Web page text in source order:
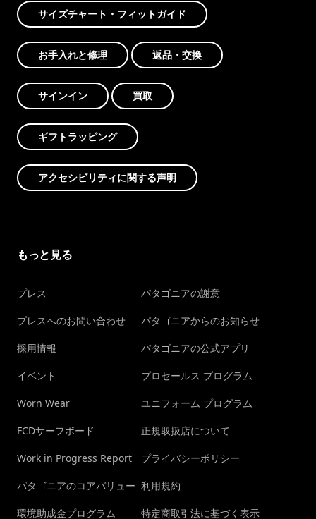
サイズチャート・フィットガイド
お手入れと修理 返品・交換
サインイン 買取
ギフトラッピング
アクセシビリティに関する声明
もっと見る
プレス
プレスへのお問い合わせ
採用情報
イベント
Worn Wear
FCDサーフボード
Work in Progress Report
パタゴニアのコアバリュー
環境助成金プログラム
パタゴニアの謝意
パタゴニアからのお知らせ
パタゴニアの公式アプリ
プロセールス プログラム
ユニフォーム プログラム
正規取扱店について
プライバシーポリシー
利用規約
特定商取引法に基づく表示